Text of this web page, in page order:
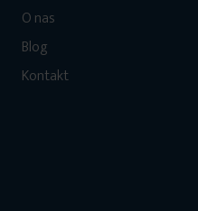
O nas
Blog
Kontakt